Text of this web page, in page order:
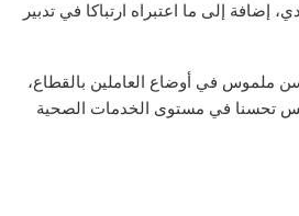
إضافة إلى ما اعتبراه ارتباكا في تدبير
ملموس في أوضاع العاملين بالقطاع،
تحسنا في مستوى الخدمات الصحية